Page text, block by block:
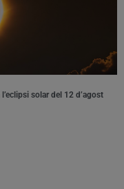
solar del 12 d’agost